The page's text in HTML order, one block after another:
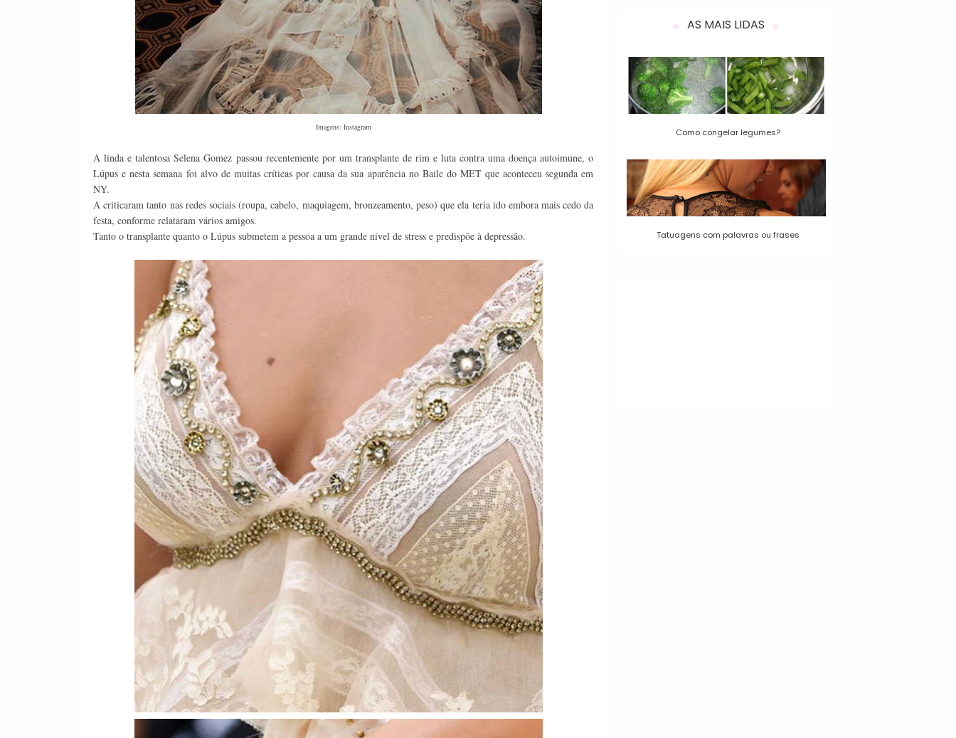
Imagens: Instagram
A linda e talentosa Selena Gomez passou recentemente por um transplante de rim e luta contra uma doença autoimune, o
Lúpus e nesta semana foi alvo de muitas críticas por causa da sua aparência no Baile do MET que aconteceu segunda em
NY.
A criticaram tanto nas redes sociais (roupa, cabelo, maquiagem, bronzeamento, peso) que ela teria ido embora mais cedo da
festa, conforme relataram vários amigos.
Tanto o transplante quanto o Lúpus submetem a pessoa a um grande nível de stress e predispõe à depressão.
AS MAIS LIDAS
Como congelar legumes?
Tatuagens com palavras ou frases